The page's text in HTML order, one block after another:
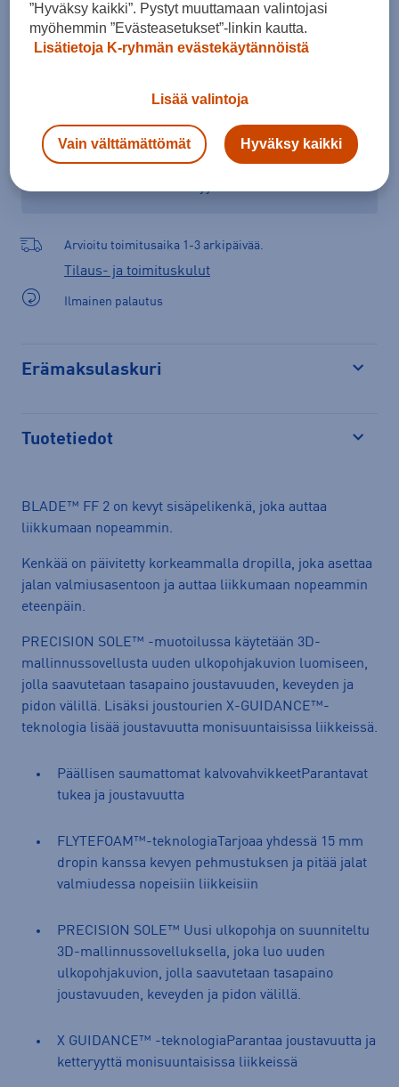
Lisää ostoskoriin
Tarkista saatavuus ja tilaa myymälästä
Verkkokauppa: Saatavilla Myymälät: Saatavilla
Arvioitu toimitusaika 1-3 arkipäivää.
Tilaus- ja toimituskulut
Ilmainen palautus
Erämaksulaskuri
Tuotetiedot
BLADE™ FF 2 on kevyt sisäpelikenkä, joka auttaa
liikkumaan nopeammin.
Kenkää on päivitetty korkeammalla dropilla, joka asettaa
jalan valmiusasentoon ja auttaa liikkumaan nopeammin
eteenpäin.
PRECISION SOLE™ -muotoilussa käytetään 3D-
mallinnussovellusta uuden ulkopohjakuvion luomiseen,
jolla saavutetaan tasapaino joustavuuden, keveyden ja
pidon välillä. Lisäksi joustourien X-GUIDANCE™-
teknologia lisää joustavuutta monisuuntaisissa liikkeissä.
Päällisen saumattomat kalvovahvikkeetParantavat
tukea ja joustavuutta
FLYTEFOAM™-teknologiaTarjoaa yhdessä 15 mm
dropin kanssa kevyen pehmustuksen ja pitää jalat
valmiudessa nopeisiin liikkeisiin
PRECISION SOLE™ Uusi ulkopohja on suunniteltu
3D-mallinnussovelluksella, joka luo uuden
ulkopohjakuvion, jolla saavutetaan tasapaino
joustavuuden, keveyden ja pidon välillä.
X GUIDANCE™ -teknologiaParantaa joustavuutta ja
ketteryyttä monisuuntaisissa liikkeissä
”Hyväksy kaikki”. Pystyt muuttamaan valintojasi
myöhemmin ”Evästeasetukset”-linkin kautta.
Lisätietoja K-ryhmän evästekäytännöistä
Lisää valintoja
Vain välttämättömät Hyväksy kaikki